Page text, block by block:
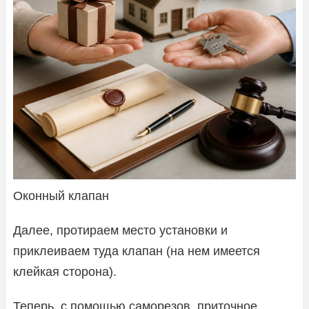
Оконный клапан
Далее, протираем место установки и
приклеиваем туда клапан (на нем имеется
клейкая сторона).
Теперь, с помощью саморезов, приточное